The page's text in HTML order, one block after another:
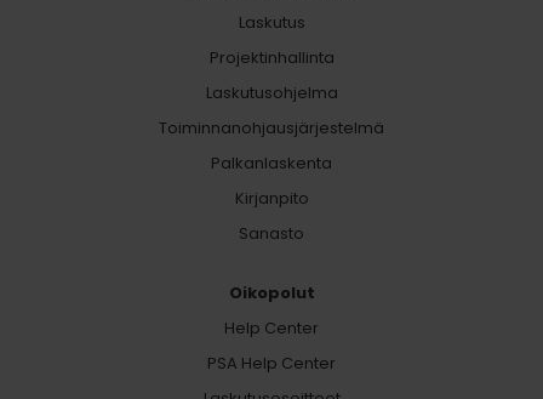
Laskutus
Projektinhallinta
Laskutusohjelma
Toiminnanohjausjärjestelmä
Palkanlaskenta
Kirjanpito
Sanasto
Oikopolut
Help Center
PSA Help Center